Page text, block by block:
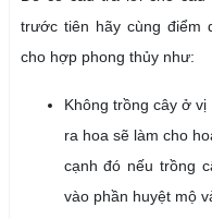
trước tiên hãy cùng điểm
cho hợp phong thủy như:
Không trồng cây ở
ra hoa sẽ làm cho
cạnh đó nếu trồng
vào phần huyệt mộ